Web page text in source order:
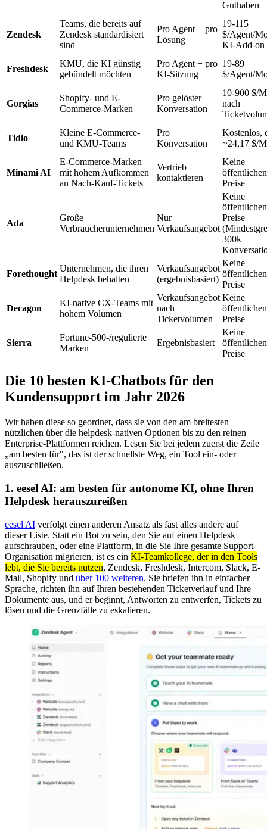
Guthaben
Zendesk
Teams, die bereits auf
Zendesk standardisiert
sind
Pro Agent + pro
Lösung
19-115
$/Agent/
KI-Add-on
Freshdesk
KMU, die KI günstig
gebündelt möchten
Pro Agent + pro
KI-Sitzung
19-89
$/Agent/
Gorgias
Shopify- und E-
Commerce-Marken
Pro gelöster
Konversation
10-900 $/
nach
Tidio
Kleine E-Commerce-
und KMU-Teams
Pro
Konversation
Kostenlos,
~24,17 $/
Minami AI
E-Commerce-Marken
mit hohem Aufkommen
an Nach-Kauf-Tickets
Vertrieb
kontaktieren
Keine
öffentlichen
Preise
Ada
Große
Verbraucherunternehmen
Nur
Verkaufsangebot
Keine
öffentlichen
Preise
300k+
Forethought
Unternehmen, die ihren
Helpdesk behalten
Verkaufsangebot
(ergebnisbasiert)
Keine
öffentlichen
Preise
Decagon
KI-native CX-Teams mit
hohem Volumen
Verkaufsangebot
nach
Ticketvolumen
Keine
öffentlichen
Preise
Sierra
Fortune-500-/regulierte
Marken
Ergebnisbasiert
Keine
öffentlichen
Preise
Die 10 besten KI-Chatbots für den
Kundensupport im Jahr 2026
Wir haben diese so geordnet, dass sie von den am breitesten
nützlichen über die helpdesk-nativen Optionen bis zu den reinen
Enterprise-Plattformen reichen. Lesen Sie bei jedem zuerst die Zeile
„am besten für", das ist der schnellste Weg, ein Tool ein- oder
auszuschließen.
1. eesel AI: am besten für autonome KI, ohne Ihren
Helpdesk herauszureißen
eesel AI verfolgt einen anderen Ansatz als fast alles andere auf
dieser Liste. Statt ein Bot zu sein, den Sie auf einen Helpdesk
aufschrauben, oder eine Plattform, in die Sie Ihre gesamte Support-
Organisation migrieren, ist es ein KI-Teamkollege, der in den Tools
lebt, die Sie bereits nutzen, Zendesk, Freshdesk, Intercom, Slack, E-
Mail, Shopify und über 100 weiteren. Sie briefen ihn in einfacher
Sprache, richten ihn auf Ihren bestehenden Ticketverlauf und Ihre
Dokumente aus, und er beginnt, Antworten zu entwerfen, Tickets zu
lösen und die Grenzfälle zu eskalieren.